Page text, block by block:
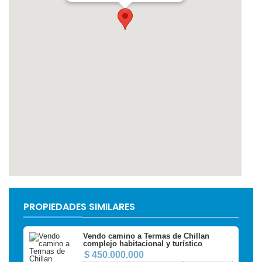
PROPIEDADES SIMILARES
Vendo camino a Termas de Chillan
complejo habitacional y turístico
$ 450.000.000